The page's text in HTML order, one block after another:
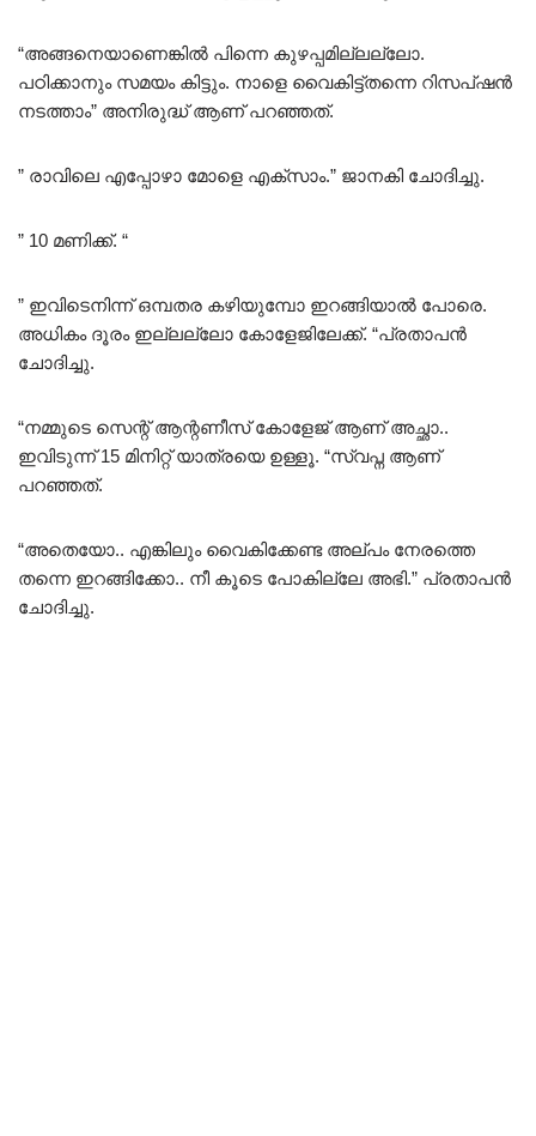
“അങ്ങനെയാണെങ്കിൽ പിന്നെ കുഴപ്പമില്ലല്ലോ.
പഠിക്കാനും സമയം കിട്ടും. നാളെ വൈകിട്ട്തന്നെ റിസപ്ഷൻ
നടത്താം” അനിരുദ്ധ് ആണ് പറഞ്ഞത്.
” രാവിലെ എപ്പോഴാ മോളെ എക്സാം.” ജാനകി ചോദിച്ചു.
” 10 മണിക്ക്. “
” ഇവിടെനിന്ന് ഒമ്പതര കഴിയുമ്പോ ഇറങ്ങിയാൽ പോരെ.
അധികം ദൂരം ഇല്ലല്ലോ കോളേജിലേക്ക്. “പ്രതാപൻ
ചോദിച്ചു.
“നമ്മുടെ സെന്റ് ആന്റണീസ് കോളേജ് ആണ് അച്ഛാ..
ഇവിടുന്ന് 15 മിനിറ്റ് യാത്രയെ ഉള്ളൂ. “സ്വപ്ന ആണ്
പറഞ്ഞത്.
“അതെയോ.. എങ്കിലും വൈകിക്കേണ്ട അല്പം നേരത്തെ
തന്നെ ഇറങ്ങിക്കോ.. നീ കൂടെ പോകില്ലേ അഭി.” പ്രതാപൻ
ചോദിച്ചു.